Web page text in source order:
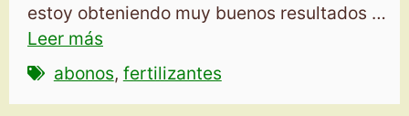
estoy obteniendo muy buenos resultados …
Leer más
abonos, fertilizantes